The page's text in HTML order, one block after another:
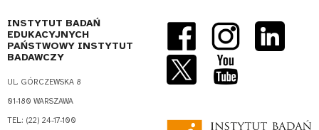
INSTYTUT BADAŃ
EDUKACYJNYCH
PAŃSTWOWY INSTYTUT
BADAWCZY
UL. GÓRCZEWSKA 8
01-180 WARSZAWA
TEL.: (22) 24-17-100